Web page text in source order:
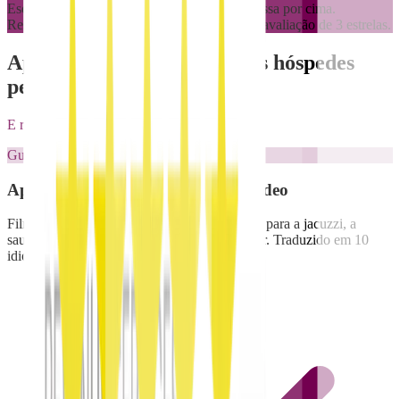
Escreve uma mensagem longa. O hóspede passa por cima.
Resultado: música alta, festa imprevista, uma avaliação de 3 estrelas.
Apresente tudo o que os seus hóspedes
pedem: num só lugar
E reduza os litígios e perguntas em 80%
Guia de equipamentos
Apresente cada equipamento em vídeo
Filme ou carregue uma demo de 60 segundos para a jacuzzi, a
sauna, a domótica. O hóspede vê antes de agir. Traduzido em 10
idiomas.